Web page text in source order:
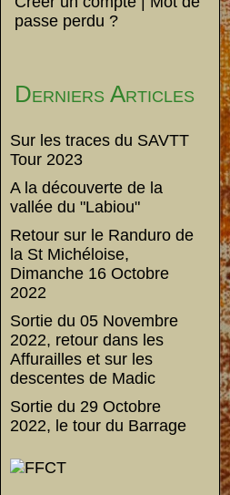
passe perdu ?
Derniers Articles
Sur les traces du SAVTT
Tour 2023
A la découverte de la
vallée du "Labiou"
Retour sur le Randuro de
la St Michéloise,
Dimanche 16 Octobre
2022
Sortie du 05 Novembre
2022, retour dans les
Affurailles et sur les
descentes de Madic
Sortie du 29 Octobre
2022, le tour du Barrage